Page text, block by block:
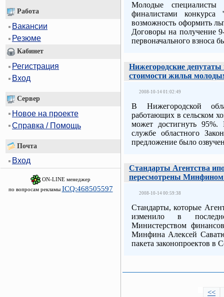
Работа
Вакансии
Резюме
Кабинет
Регистрация
Вход
Сервер
Новое на проекте
Справка / Помощь
Почта
Вход
ON-LINE менеджер
по вопросам рекламы ICQ:468505597
Молодые
финалистами
возможность оформить
Договоры на получение
первоначального взноса
Нижегородские
стоимости жилья
2008-10-14 01:02:49
В Нижегородской
работающих в сельском
может достигнуть
службе областного
предложение было
Стандарты Агентства
пересмотрены
2008-10-14 00:59:38
Стандарты, которые
изменило в
Министерством
Минфина Алексей
пакета законопроектов в
<<